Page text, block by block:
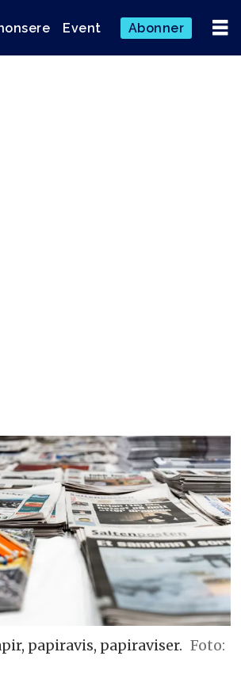
Event Abonner
papiravis, papiraviser. Foto: